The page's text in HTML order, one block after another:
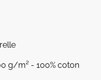
g/m² - 100% coton